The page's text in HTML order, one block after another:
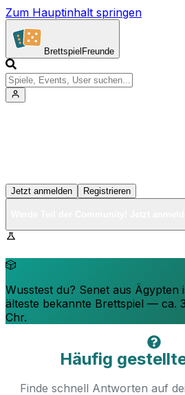
Zum Hauptinhalt springen
Brettspiel Freunde
Jetzt anmelden Registrieren
🎲
Wusstest du? Senet aus Ägypten
älteste bekannte Brettspiel — ca.
Chr.
Häufig
Finde schnell Antworten auf